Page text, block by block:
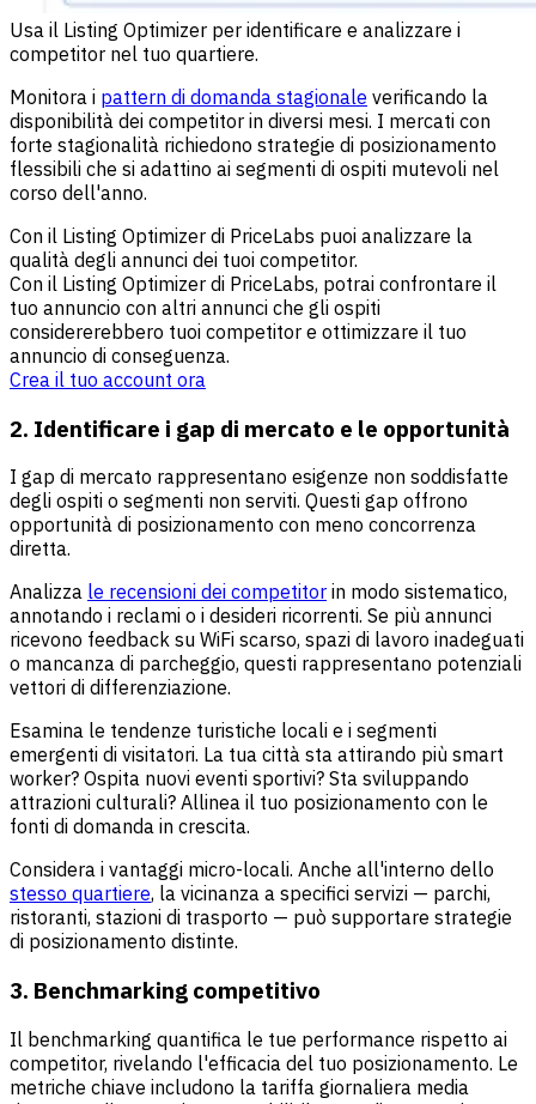
Usa il Listing Optimizer per identificare e analizzare i
competitor nel tuo quartiere.
Monitora i pattern di domanda stagionale verificando la
disponibilità dei competitor in diversi mesi. I mercati con
forte stagionalità richiedono strategie di posizionamento
flessibili che si adattino ai segmenti di ospiti mutevoli nel
corso dell'anno.
Con il Listing Optimizer di PriceLabs puoi analizzare la
qualità degli annunci dei tuoi competitor.
Con il Listing Optimizer di PriceLabs, potrai confrontare il
tuo annuncio con altri annunci che gli ospiti
considererebbero tuoi competitor e ottimizzare il tuo
annuncio di conseguenza.
Crea il tuo account ora
2. Identificare i gap di mercato e le opportunità
I gap di mercato rappresentano esigenze non soddisfatte
degli ospiti o segmenti non serviti. Questi gap offrono
opportunità di posizionamento con meno concorrenza
diretta.
Analizza le recensioni dei competitor in modo sistematico,
annotando i reclami o i desideri ricorrenti. Se più annunci
ricevono feedback su WiFi scarso, spazi di lavoro inadeguati
o mancanza di parcheggio, questi rappresentano potenziali
vettori di differenziazione.
Esamina le tendenze turistiche locali e i segmenti
emergenti di visitatori. La tua città sta attirando più smart
worker? Ospita nuovi eventi sportivi? Sta sviluppando
attrazioni culturali? Allinea il tuo posizionamento con le
fonti di domanda in crescita.
Considera i vantaggi micro-locali. Anche all'interno dello
stesso quartiere, la vicinanza a specifici servizi — parchi,
ristoranti, stazioni di trasporto — può supportare strategie
di posizionamento distinte.
3. Benchmarking competitivo
Il benchmarking quantifica le tue performance rispetto ai
competitor, rivelando l'efficacia del tuo posizionamento. Le
metriche chiave includono la tariffa giornaliera media